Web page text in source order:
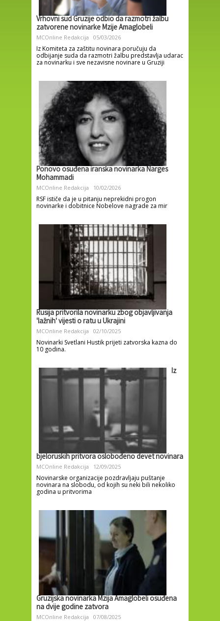
Vrhovni sud Gruzije odbio da razmotri žalbu
zatvorene novinarke Mzije Amaglobeli
MCOnline Redakcija 05/03/2026
Iz Komiteta za zaštitu novinara poručuju da
odbijanje suda da razmotri žalbu predstavlja udarac
za novinarku i sve nezavisne novinare u Gruziji
Ponovo osuđena iranska novinarka Narges
Mohammadi
MCOnline Redakcija 10/02/2026
RSF ističe da je u pitanju neprekidni progon
novinarke i dobitnice Nobelove nagrade za mir
Rusija pritvorila novinarku zbog objavljivanja
'lažnih' vijesti o ratu u Ukrajini
MCOnline Redakcija 02/10/2025
Novinarki Svetlani Hustik prijeti zatvorska kazna do
10 godina.
Iz
bjeloruskih pritvora oslobođeno devet novinara
MCOnline Redakcija 12/09/2025
Novinarske organizacije pozdravljaju puštanje
novinara na slobodu, od kojih su neki bili nekoliko
godina u pritvorima
Gruzijska novinarka Mzija Amaglobeli osuđena
na dvije godine zatvora
MCOnline Redakcija 07/08/2025